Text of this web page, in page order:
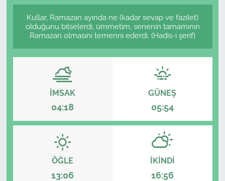
Kullar, Ramazan ayında ne (kadar sevap ve fazilet)
olduğunu bilselerdi, ümmetim, senenin tamamının
Ramazan olmasını temenni ederdi. (Hadis-i şerif)
İMSAK
04:18
GÜNEŞ
05:54
ÖĞLE
13:06
İKINDI
16:56